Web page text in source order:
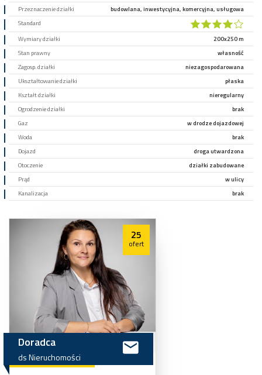
Przeznaczenie działki
budowlana, inwestycyjna, komercyjna, usługowa
Standard
Wymiary działki
200x250 m
Stan prawny
własność
Zagosp. działki
niezagospodarowana
Ukształtowanie działki
płaska
Kształt działki
nieregularny
Ogrodzenie działki
brak
Gaz
w drodze dojazdowej
Woda
brak
Dojazd
droga utwardzona
Otoczenie
działki zabudowane
Prąd
w ulicy
Kanalizacja
brak
25
ofert
Doradca
dsNieruchomości